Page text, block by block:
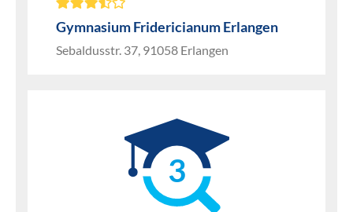
Gymnasium Fridericianum Erlangen
Sebaldusstr. 37, 91058 Erlangen
3